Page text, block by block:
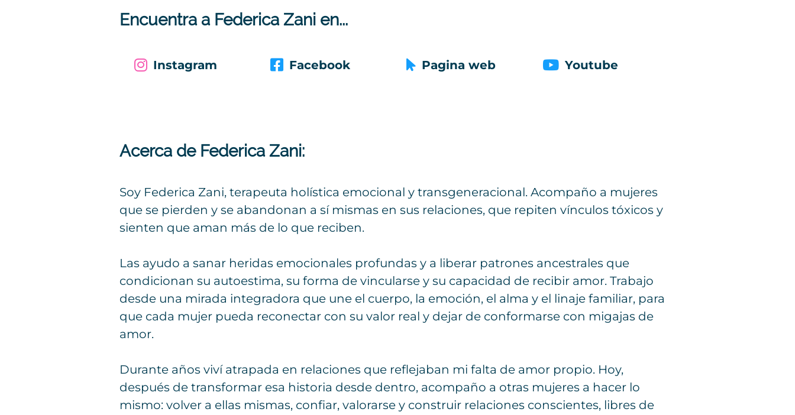
Encuentra a Federica Zani en...
Instagram Facebook Pagina web Youtube
Acerca de Federica Zani:
Soy Federica Zani, terapeuta holística emocional y transgeneracional. Acompaño a mujeres
que se pierden y se abandonan a sí mismas en sus relaciones, que repiten vínculos tóxicos y
sienten que aman más de lo que reciben.
Las ayudo a sanar heridas emocionales profundas y a liberar patrones ancestrales que
condicionan su autoestima, su forma de vincularse y su capacidad de recibir amor. Trabajo
desde una mirada integradora que une el cuerpo, la emoción, el alma y el linaje familiar, para
que cada mujer pueda reconectar con su valor real y dejar de conformarse con migajas de
amor.
Durante años viví atrapada en relaciones que reflejaban mi falta de amor propio. Hoy,
después de transformar esa historia desde dentro, acompaño a otras mujeres a hacer lo
mismo: volver a ellas mismas, confiar, valorarse y construir relaciones conscientes, libres de